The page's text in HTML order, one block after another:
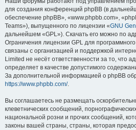
для создания конференций phpBB (в
обеспечение phpBB», «www.phpbb.com»,
Teams»), выпущенного по лицензии «GNU
дальнейшем «GPL»). Скачать его можно по
Ограничения лицензии GPL для
связаны с организацией и поддержкой
Limited не несёт ответственности за то, что
определяет в качестве допустимого
За дополнительной информацией о phpBB
https://www.phpbb.com/.
Вы соглашаетесь не размещать
клеветнических сообщений,
национальной розни и прочих сообщений,
законы вашей страны, страны, которая